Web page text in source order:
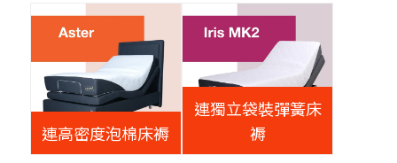
連高密度泡棉床褥
連獨立袋裝彈簧床
褥